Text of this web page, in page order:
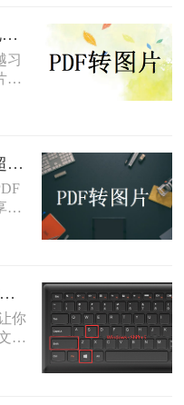
专
不
手机端PDF转JPG：2种无需电脑的快捷操作流程！
习
。
电脑如何pdf转图片？这五个超实用的方法一定要试试！
、
片
pdf怎么免费转换成图片？3种高效方法实测！
你
档